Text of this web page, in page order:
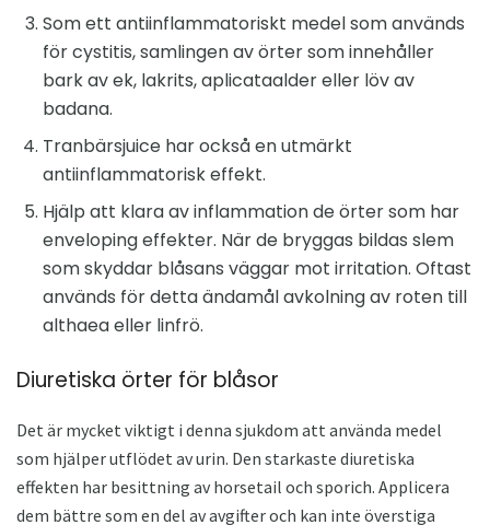
Som ett antiinflammatoriskt medel som används
för cystitis, samlingen av örter som innehåller
bark av ek, lakrits, aplicataalder eller löv av
badana.
Tranbärsjuice har också en utmärkt
antiinflammatorisk effekt.
Hjälp att klara av inflammation de örter som har
enveloping effekter. När de bryggas bildas slem
som skyddar blåsans väggar mot irritation. Oftast
används för detta ändamål avkolning av roten till
althaea eller linfrö.
Diuretiska örter för blåsor
Det är mycket viktigt i denna sjukdom att använda medel
som hjälper utflödet av urin. Den starkaste diuretiska
effekten har besittning av horsetail och sporich. Applicera
dem bättre som en del av avgifter och kan inte överstiga